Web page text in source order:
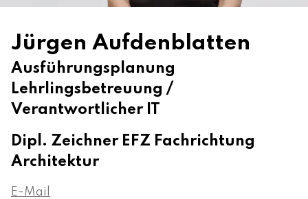
Jürgen Aufdenblatten
Ausführungsplanung
Lehrlingsbetreuung /
Verantwortlicher IT
Dipl. Zeichner EFZ Fachrichtung
Architektur
E-Mail